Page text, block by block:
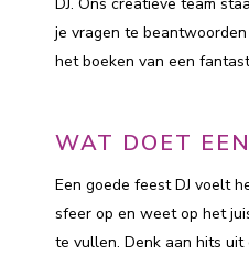
je vragen te
het boeken van een
WAT DOET
Een goede feest DJ voelt
sfeer op en weet op het
te vullen. Denk aan hits uit